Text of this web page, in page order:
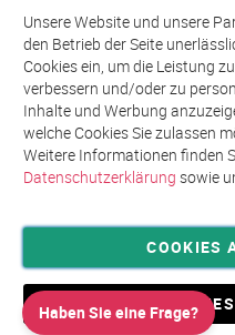
unseren
Newsletter
an:
Privatsphäre und Datenschutz
Allgemeine
Impressum
Haben Sie eine Frage?
Unsere Website und unsere
den Betrieb der Seite
Cookies ein, um die Leistung
verbessern und/oder zu
Inhalte und Werbung
welche Cookies Sie zulassen
Weitere Informationen finden
Datenschutzerklärung sowie
COOKIES